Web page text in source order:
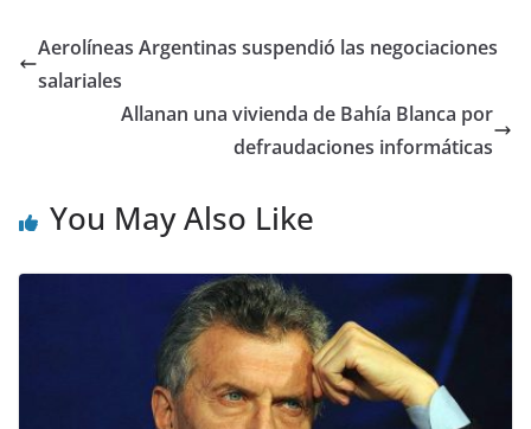
Aerolíneas Argentinas suspendió las negociaciones
salariales
Allanan una vivienda de Bahía Blanca por
defraudaciones informáticas
You May Also Like